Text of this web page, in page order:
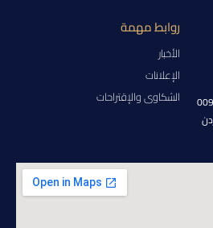
روابط مهمة
الأخبار
الإعلانات
الشكاوى والإقتراحات